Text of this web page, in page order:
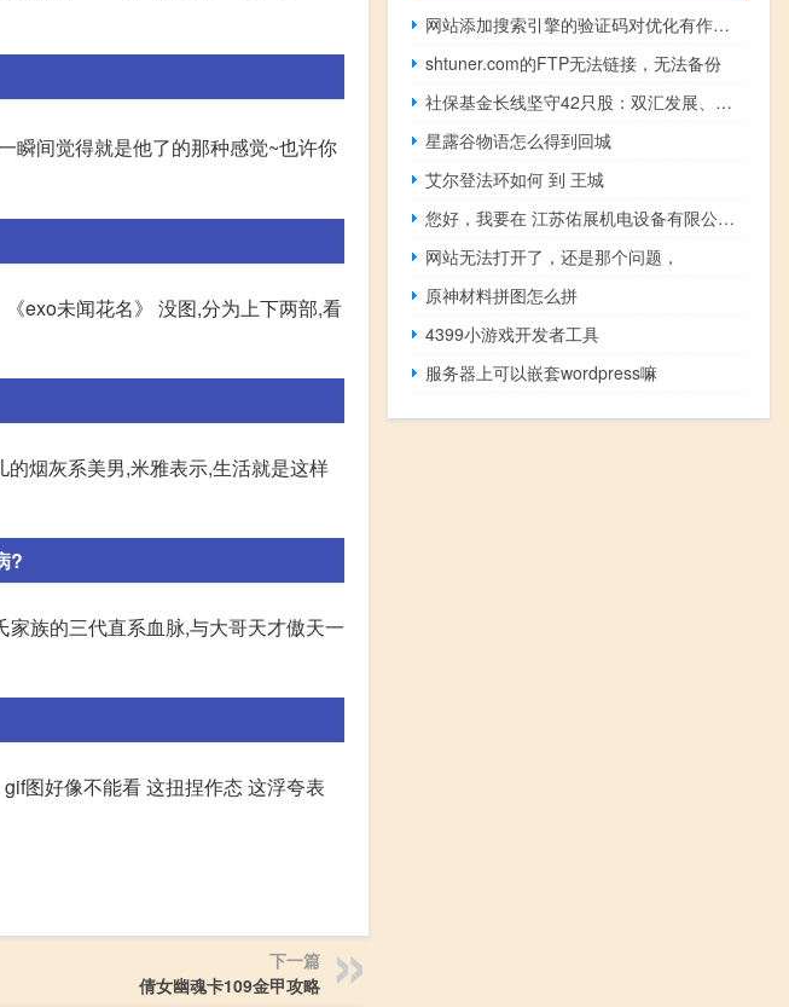
瞬间觉得就是他了的那种感觉~也许你
exo未闻花名》 没图,分为上下两部,看
烟灰系美男,米雅表示,生活就是这样
?
族的三代直系血脉,与大哥天才傲天一
图好像不能看 这扭捏作态 这浮夸表
下一篇
倩女幽魂卡109金甲攻略
网站添加搜索引擎的验证码对优化有作用吗?
shtuner.com的FTP无法链接，无法备份
社保基金长线坚守42只股：双汇发展、中原传媒等8只获社保基金连续持仓超5年
星露谷物语怎么得到回城
艾尔登法环如何 到 王城
您好，我要在 江苏佑展机电设备有限公司 这个名字下加
网站无法打开了，还是那个问题，
原神材料拼图怎么拼
4399小游戏开发者工具
服务器上可以嵌套wordpress嘛